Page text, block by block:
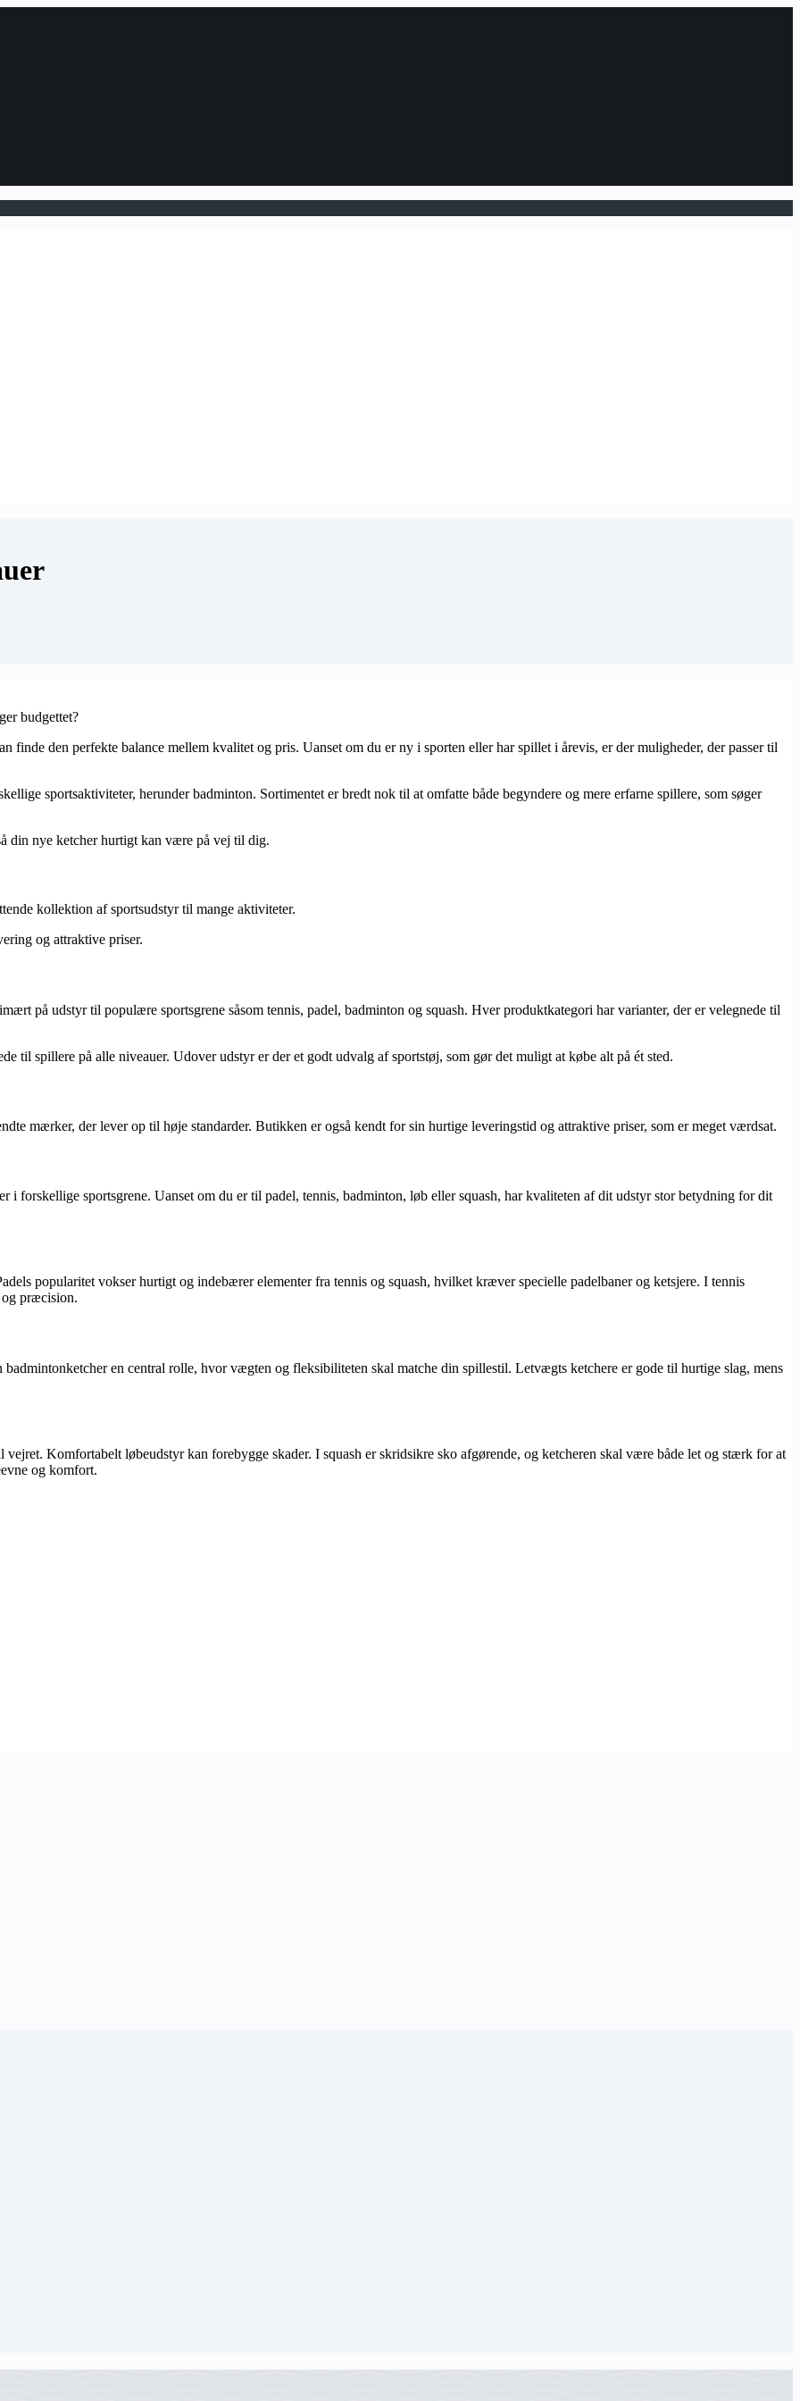
budgettet?
finde den perfekte balance mellem kvalitet og pris. Uanset om du er ny i sporten eller har spillet i årevis, er der muligheder, der passer til
sportsaktiviteter, herunder badminton. Sortimentet er bredt nok til at omfatte både begyndere og mere erfarne spillere, som søger
din nye ketcher hurtigt kan være på vej til dig.
kollektion af sportsudstyr til mange aktiviteter.
og attraktive priser.
på udstyr til populære sportsgrene såsom tennis, padel, badminton og squash. Hver produktkategori har varianter, der er velegnede til
til spillere på alle niveauer. Udover udstyr er der et godt udvalg af sportstøj, som gør det muligt at købe alt på ét sted.
mærker, der lever op til høje standarder. Butikken er også kendt for sin hurtige leveringstid og attraktive priser, som er meget værdsat.
i forskellige sportsgrene. Uanset om du er til padel, tennis, badminton, løb eller squash, har kvaliteten af dit udstyr stor betydning for dit
popularitet vokser hurtigt og indebærer elementer fra tennis og squash, hvilket kræver specielle padelbaner og ketsjere. I tennis
og præcision.
en central rolle, hvor vægten og fleksibiliteten skal matche din spillestil. Letvægts ketchere er gode til hurtige slag, mens
Komfortabelt løbeudstyr kan forebygge skader. I squash er skridsikre sko afgørende, og ketcheren skal være både let og stærk for at
og komfort.